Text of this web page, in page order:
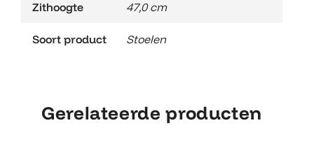
Zithoogte 47,0 cm
Soort product Stoelen
Gerelateerde producten